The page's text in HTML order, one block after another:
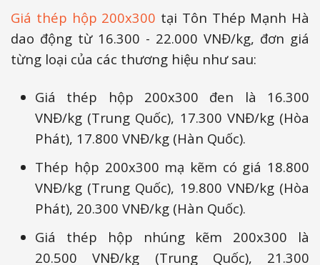
Giá thép hộp 200x300 tại Tôn Thép Mạnh Hà
dao động từ 16.300 - 22.000 VNĐ/kg, đơn giá
từng loại của các thương hiệu như sau:
Giá thép hộp 200x300 đen là 16.300
VNĐ/kg (Trung Quốc), 17.300 VNĐ/kg (Hòa
Phát), 17.800 VNĐ/kg (Hàn Quốc).
Thép hộp 200x300 mạ kẽm có giá 18.800
VNĐ/kg (Trung Quốc), 19.800 VNĐ/kg (Hòa
Phát), 20.300 VNĐ/kg (Hàn Quốc).
Giá thép hộp nhúng kẽm 200x300 là
20.500 VNĐ/kg (Trung Quốc), 21.300